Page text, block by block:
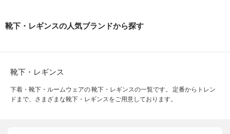
靴下・レギンスの人気ブランドから探す
靴下・レギンス
下着・靴下・ルームウェアの 靴下・レギンスの一覧です。 定番からトレン
ドまで、さまざまな靴下・レギンスをご用意しております。